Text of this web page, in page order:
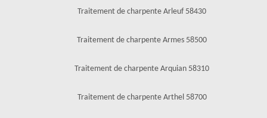
Traitement de charpente Arleuf 58430
Traitement de charpente Armes 58500
Traitement de charpente Arquian 58310
Traitement de charpente Arthel 58700